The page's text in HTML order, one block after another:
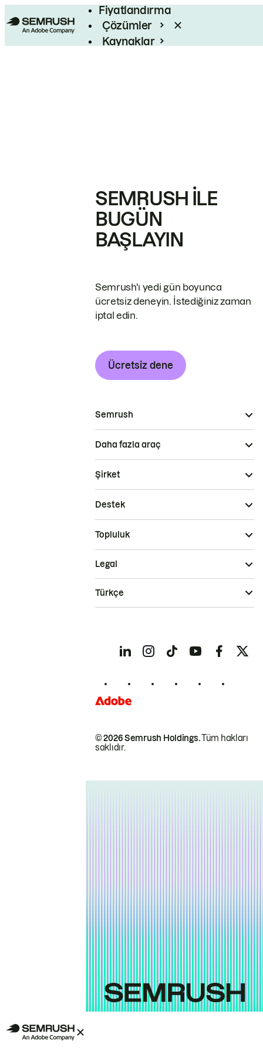
Fiyatlandırma
Çözümler
Kaynaklar
SEMRUSH ILE
BUGÜN
BAŞLAYIN
Semrush'ı yedi gün boyunca
ücretsiz deneyin. İstediğiniz zaman
iptal edin.
Ücretsiz dene
Semrush
Daha fazla araç
Şirket
Destek
Topluluk
© 2026 Semrush Holdings.Tüm hakları
saklıdır.
Legal
Türkçe